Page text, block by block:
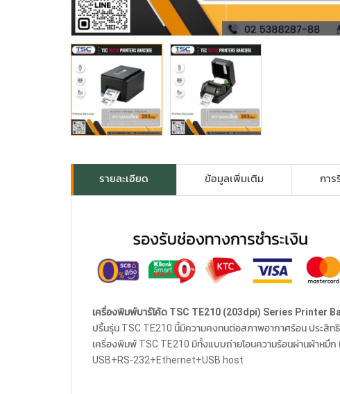
รายละเอียด ข้อมูลเพิ่มเติม การ
เครื่องพิมพ์บาร์โค้ด TSC TE210 (203dpi) Series Printer
ปริ้นรุ่น TSC TE210 นี้มีความคงทนต่อสภาพอากาศร้อน ประสิท
เครื่องพิมพ์ TSC TE210 มีทั้งแบบถ่ายโอนความร้อนผ่านผ้าห
USB+RS-232+Ethernet+USB host